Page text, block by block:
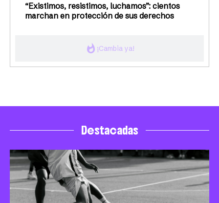
whatshot ¡Cambia ya!
“Existimos, resistimos, luchamos”: cientos
marchan en protección de sus derechos
Destacadas